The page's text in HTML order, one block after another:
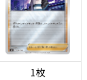
1枚